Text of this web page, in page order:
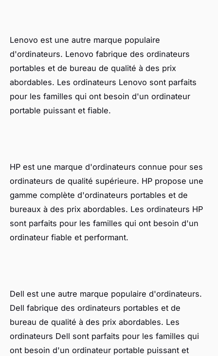
Lenovo est une autre marque populaire
d'ordinateurs. Lenovo fabrique des ordinateurs
portables et de bureau de qualité à des prix
abordables. Les ordinateurs Lenovo sont parfaits
pour les familles qui ont besoin d'un ordinateur
portable puissant et fiable.
HP est une marque d'ordinateurs connue pour ses
ordinateurs de qualité supérieure. HP propose une
gamme complète d'ordinateurs portables et de
bureaux à des prix abordables. Les ordinateurs HP
sont parfaits pour les familles qui ont besoin d'un
ordinateur fiable et performant.
Dell est une autre marque populaire d'ordinateurs.
Dell fabrique des ordinateurs portables et de
bureau de qualité à des prix abordables. Les
ordinateurs Dell sont parfaits pour les familles qui
ont besoin d'un ordinateur portable puissant et